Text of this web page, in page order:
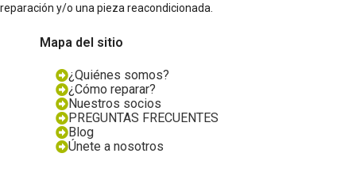
reparación y/o una pieza reacondicionada.
Mapa del sitio
¿Quiénes somos?
¿Cómo reparar?
Nuestros socios
PREGUNTAS FRECUENTES
Blog
Únete a nosotros